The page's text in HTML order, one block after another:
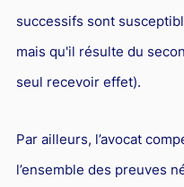
successifs sont
mais qu'il résulte du
seul recevoir effet).
Par ailleurs, l’avocat
l’ensemble des preuves